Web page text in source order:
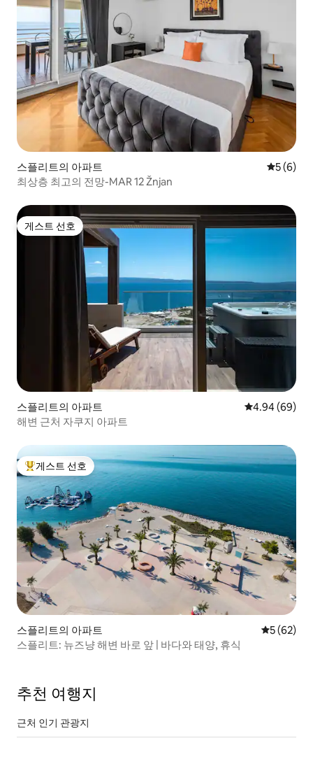
스플리트의 아파트 평점 5점
5 (6)
최상층 최고의 전망-MAR 12 Žnjan
게스트 선호
게스트 선호
스플리트의 아파트 평점 4.94점(5
4.94 (69)
해변 근처 자쿠지 아파트
상위 게스트 선호
게스트 선호
스플리트의 아파트 평점 5점(5
5 (62)
스플리트: 뉴즈냥 해변 바로 앞 | 바다와 태양, 휴식
추천 여행지
근처 인기 관광지